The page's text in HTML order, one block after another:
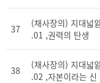
37
(채사장의) 지대넓
.01 ,권력의 탄생
38
(채사장의) 지대넓
.02 ,자본이라는 신